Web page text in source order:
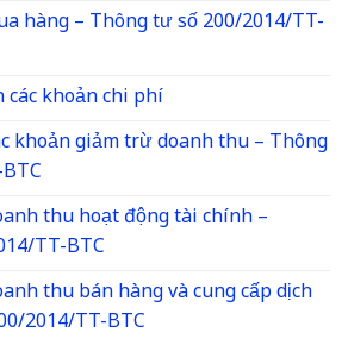
hàng – Thông tư số 200/2014/TT-
khoản chi phí
khoản giảm trừ doanh thu – Thông
thu hoạt động tài chính –
TT-BTC
thu bán hàng và cung cấp dịch
2014/TT-BTC